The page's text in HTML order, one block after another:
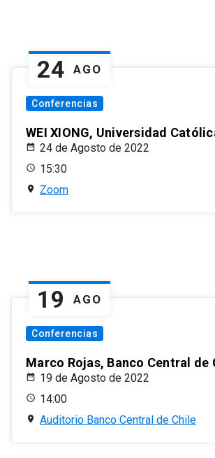
24 AGO
Conferencias
WEI XIONG, Universidad
24 de Agosto de 2022
15:30
Zoom
19 AGO
Conferencias
Marco Rojas, Banco Central de
19 de Agosto de 2022
14:00
Auditorio Banco Central de Chile